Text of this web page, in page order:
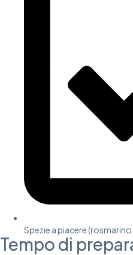
Spezie a piacere
Tempo di